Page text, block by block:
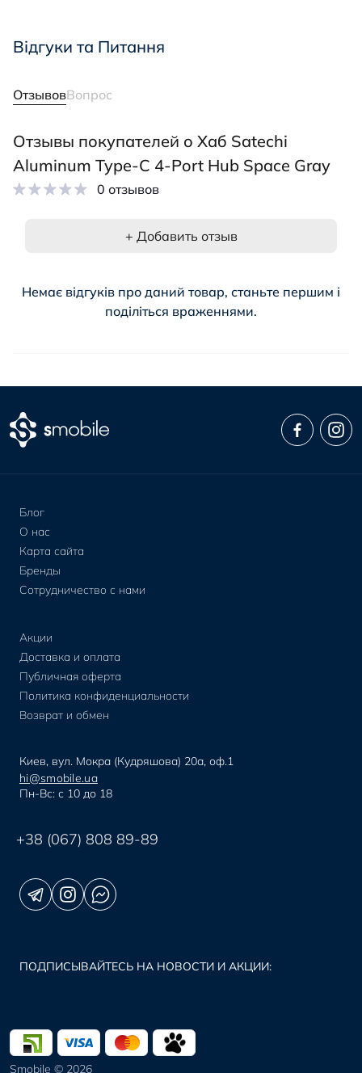
Відгуки та Питання
ОтзывовВопрос
Отзывы покупателей о Хаб Satechi
Aluminum Type-C 4-Port Hub Space Gray
0 отзывов
+ Добавить отзыв
Немає відгуків про даний товар, станьте першим і
поділіться враженнями.
Блог
О нас
Карта сайта
Бренды
Сотрудничество с нами
Акции
Доставка и оплата
Публичная оферта
Политика конфиденциальности
Возврат и обмен
Киев, вул. Мокра (Кудряшова) 20а, оф.1
hi@smobile.ua
Пн-Вс: с 10 до 18
+38 (067) 808 89-89
ПОДПИСЫВАЙТЕСЬ НА НОВОСТИ И АКЦИИ:
Smobile © 2026